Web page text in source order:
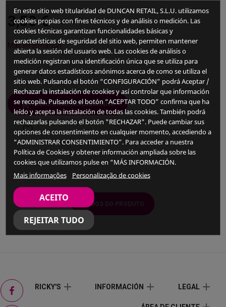
3,50 € Com IVA
Más información
ADICIONAR AO CARRINHO
favorite_border
DADOS DO PRODUTO
LEGAL add
INFORMACIÓN add
RICKY'S add
Facebook
En este sitio web titularidad de DUNCAN RETAIL, S.L.U. utilizamos
cookies propias con fines técnicos y de análisis o medición. Las
cookies técnicas garantizan funcionalidades básicas y
características de seguridad del sitio web, permiten mantener
abierta la sesión del usuario web. Las cookies de análisis o
medición registran una identificación única que se utiliza para
generar datos estadísticos anónimos acerca de como se utiliza el
sitio web. Pulsando el botón “CONFIGURACIÓN” podrá Aceptar /
Rechazar la instalación de cookies y así controlar que información
se recopila. Pulsando el botón “ACEPTAR TODO” confirma que ha
leído y acepta la instalación de todas las cookies. También podrá
rechazarlas pulsando el botón "RECHAZAR". Puede cambiar sus
opciones de consentimiento en cualquier momento, accediendo a
“ADMINISTRAR CONSENTIMIENTO”. Para acceder a nuestra
Política de Cookies y obtener información ampliada sobre las
cookies que utilizamos pulse en “MÁS INFORMACIÓN.
Mais informações
Personalização de cookies
REJEITAR TUDO
ACEITO